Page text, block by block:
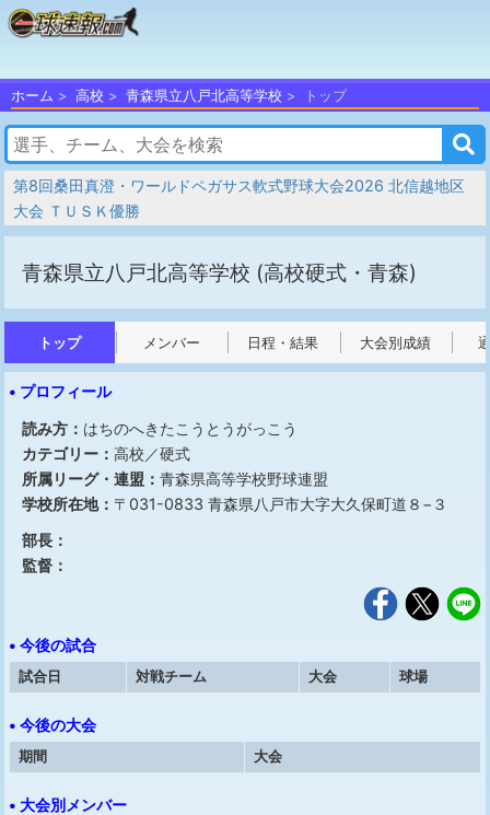
ホーム 高校 青森県立八戸北高等学校 トップ
第8回桑田真澄・ワールドペガサス軟式野球大会2026 北信越地区
大会 ＴＵＳＫ優勝
青森県立八戸北高等学校 (高校硬式・青森)
トップ メンバー 日程・結果 大会別成績
• プロフィール
読み方： はちのへきたこうとうがっこう
カテゴリー： 高校／硬式
所属リーグ・連盟： 青森県高等学校野球連盟
学校所在地： 〒031-0833 青森県八戸市大字大久保町道８−３
部長：
監督：
• 今後の試合
試合日
対戦チーム 大会 球場
• 今後の大会
期間
大会
• 大会別メンバー